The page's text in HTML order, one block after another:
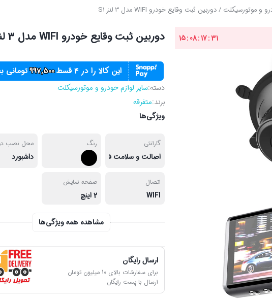
و موتورسیکلت / دوربین ثبت وقایع خودرو WIFI مدل 3 لنز S1
15:08:17:31 دوربین ثبت وقایع خودرو WIFI مدل 3 لنز S1
این کالا را در ۴ قسط 997,500تومانی
دسته:سایر لوازم خودرو و موتورسیکلت
برند:متفرقه
ویژگی‌ها
گارانتی
اصالت و سلامت فیزیکی کالا
رنگ محل نصب
داشبورد
اتصال
WIFI
صفحه نمایش
2 اینچ
مشاهده همه ویژگی‌ها
ارسال رایگان
برای سفارشات بالای 10 میلیون تومان
ارسال با پست رایگان